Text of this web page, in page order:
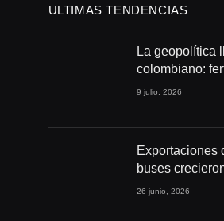
ULTIMAS TENDENCIAS
La geopolítica
colombiano:
conflictos y
9 julio, 2026
Exportaciones
buses
primeros
26 junio, 2026